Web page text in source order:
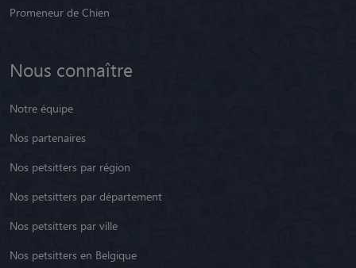
Promeneur de Chien
Nous connaître
Notre équipe
Nos partenaires
Nos petsitters par région
Nos petsitters par département
Nos petsitters par ville
Nos petsitters en Belgique